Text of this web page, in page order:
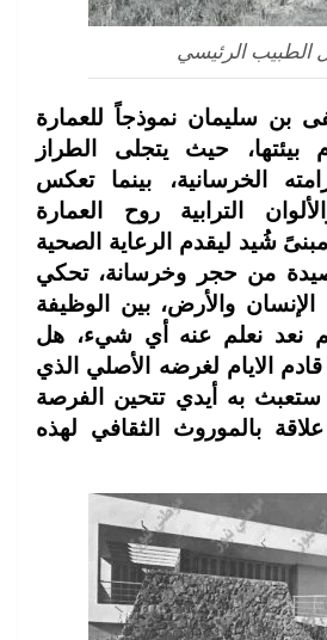
الطبيب الرئيسي
بن سليمان نموذجاً للعمارة
بيئتها، حيث يتجلى الطراز
الخرسانية، بينما تعكس
الترابية روح العمارة
مبنىً شُيد ليقدم الرعاية الصحية
من حجر وخرسانة، تحكي
والأرض، بين الوظيفة
نعد نعلم عنه أي شيء، هل
الايام لغرضه الأصلي الذي
به أيدي تتحين الفرصة
بالموروث الثقافي لهذه